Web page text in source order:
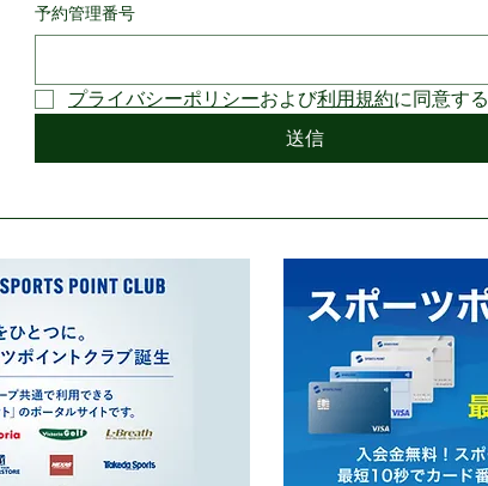
予約管理番号
プライバシーポリシーおよび利用規約に同意する
送信